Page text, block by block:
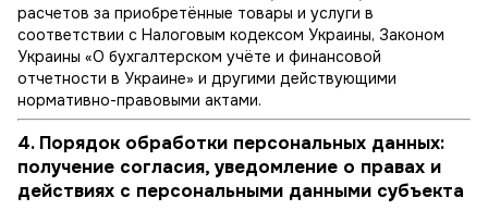
расчетов за приобретённые товары и услуги в
соответствии с Налоговым кодексом Украины, Законом
Украины «О бухгалтерском учёте и финансовой
отчетности в Украине» и другими действующими
нормативно-правовыми актами.
4. Порядок обработки персональных данных:
получение согласия, уведомление о правах и
действиях с персональными данными субъекта